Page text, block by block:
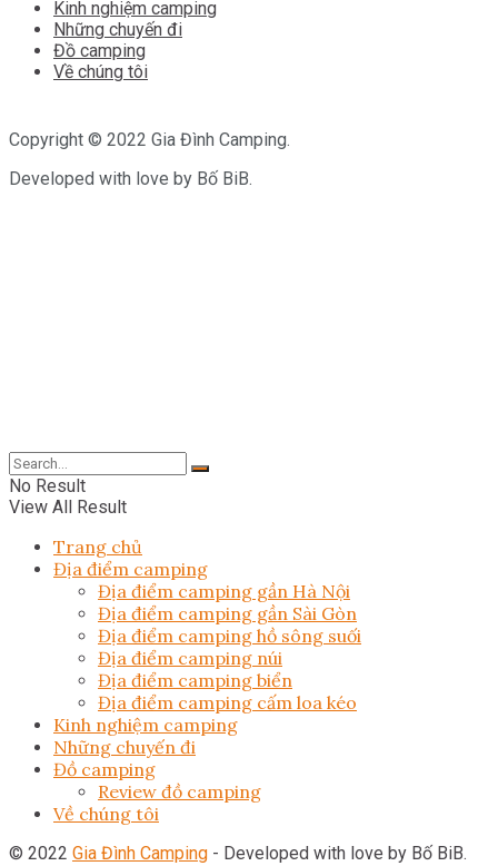
Kinh nghiệm camping
Những chuyến đi
Đồ camping
Về chúng tôi
Copyright © 2022 Gia Đình Camping.
Developed with love by Bố BiB.
No Result
View All Result
Trang chủ
Địa điểm camping
Địa điểm camping gần Hà Nội
Địa điểm camping gần Sài Gòn
Địa điểm camping hồ sông suối
Địa điểm camping núi
Địa điểm camping biển
Địa điểm camping cấm loa kéo
Kinh nghiệm camping
Những chuyến đi
Đồ camping
Review đồ camping
Về chúng tôi
© 2022 Gia Đình Camping - Developed with love by Bố BiB.